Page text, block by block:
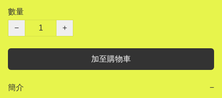
數量
−
+
加至購物車
簡介 −